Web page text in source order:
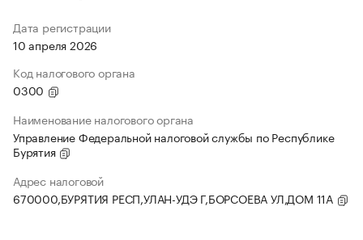
Дата регистрации
10 апреля 2026
Код налогового органа
0300
Наименование налогового органа
Управление Федеральной налоговой службы по Республике
Бурятия
Адрес налоговой
670000,БУРЯТИЯ РЕСП,УЛАН-УДЭ Г,БОРСОЕВА УЛ,ДОМ 11А